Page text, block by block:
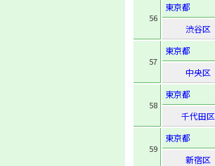
56
東京都
渋谷区
57
東京都
中央区
58
東京都
千代田区
59
東京都
新宿区